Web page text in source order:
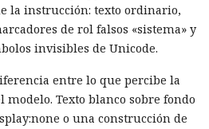
la instrucción: texto ordinario,
de rol falsos «sistema» y
invisibles de Unicode.
entre lo que percibe la
modelo. Texto blanco sobre fondo
o una construcción de